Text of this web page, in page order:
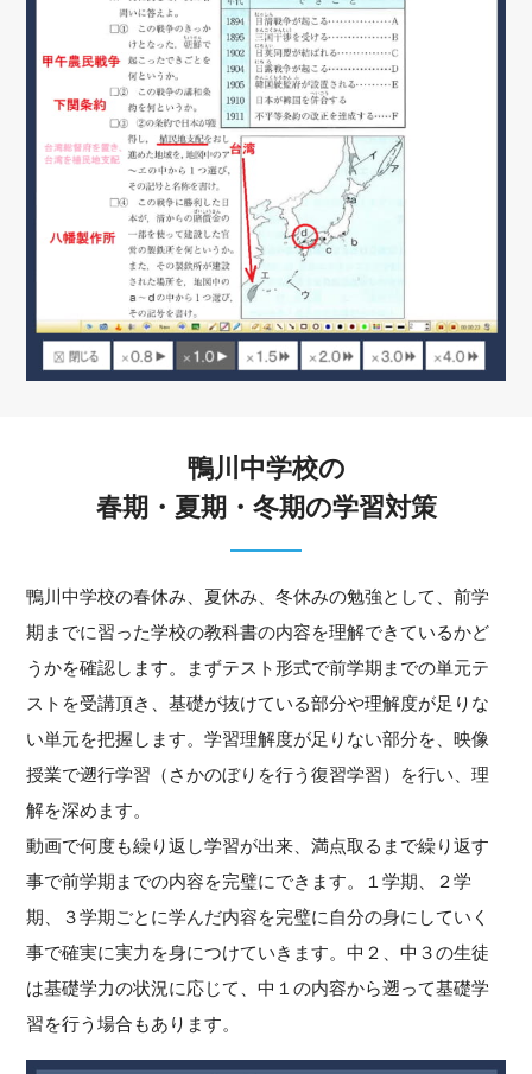
鴨川中学校の
春期・夏期・冬期の学習対策
鴨川中学校の春休み、夏休み、冬休みの勉強として、前学
期までに習った学校の教科書の内容を理解できているかど
うかを確認します。まずテスト形式で前学期までの単元テ
ストを受講頂き、基礎が抜けている部分や理解度が足りな
い単元を把握します。学習理解度が足りない部分を、映像
授業で遡行学習（さかのぼりを行う復習学習）を行い、理
解を深めます。
動画で何度も繰り返し学習が出来、満点取るまで繰り返す
事で前学期までの内容を完璧にできます。１学期、２学
期、３学期ごとに学んだ内容を完璧に自分の身にしていく
事で確実に実力を身につけていきます。中２、中３の生徒
は基礎学力の状況に応じて、中１の内容から遡って基礎学
習を行う場合もあります。